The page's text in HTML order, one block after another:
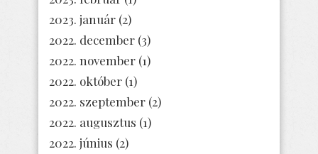
2023. január (2)
2022. december (3)
2022. november (1)
2022. október (1)
2022. szeptember (2)
2022. augusztus (1)
2022. június (2)